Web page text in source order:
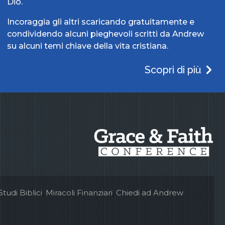
Incoraggia gli altri scaricando gratuitamente e
condividendo alcuni pieghevoli scritti da Andrew
su alcuni temi chiave della vita cristiana.
Scopri di più
Biblici, Miracoli Finanziari, Chiedi ad Andrew